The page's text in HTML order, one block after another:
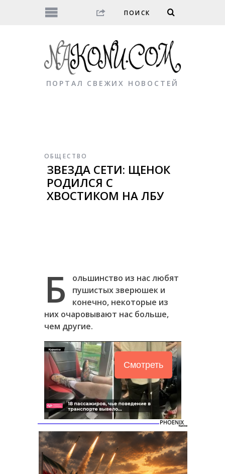
ПОРТАЛ СВЕЖИХ НОВОСТЕЙ
ОБЩЕСТВО
ЗВЕЗДА СЕТИ: ЩЕНОК
РОДИЛСЯ С
ХВОСТИКОМ НА ЛБУ
Б
ольшинство из нас любят
пушистых зверюшек и
конечно, некоторые из
них очаровывают нас больше,
чем другие.
Смотреть
Следующее видео Отмена